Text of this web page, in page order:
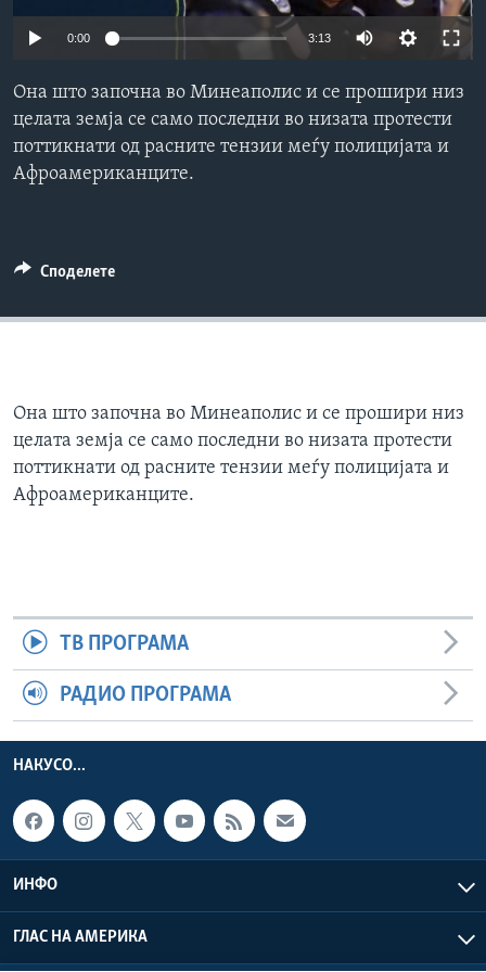
ИНТЕРВЈУА
Јазици
0:00 3:13
Она што започна во Минеаполис и се прошири низ
целата земја се само последни во низата протести
поттикнати од расните тензии меѓу полицијата и
Афроамериканците.
Споделете
Она што започна во Минеаполис и се прошири низ
целата земја се само последни во низата протести
поттикнати од расните тензии меѓу полицијата и
Афроамериканците.
ТВ ПРОГРАМА
РАДИО ПРОГРАМА
НАКУСО...
ИНФО
ГЛАС НА АМЕРИКА